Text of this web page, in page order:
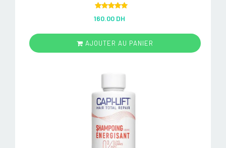
out of 5
160.00 DH
AJOUTER AU PANIER